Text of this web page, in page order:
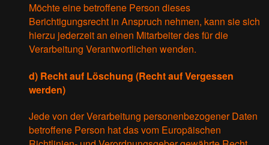
Möchte eine betroffene Person dieses
Berichtigungsrecht in Anspruch nehmen, kann sie sich
hierzu jederzeit an einen Mitarbeiter des für die
Verarbeitung Verantwortlichen wenden.
d) Recht auf Löschung (Recht auf Vergessen
werden)
Jede von der Verarbeitung personenbezogener Daten
betroffene Person hat das vom Europäischen